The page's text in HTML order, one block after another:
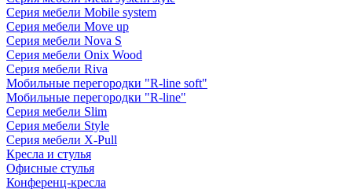
Серия мебели Mobile system
Серия мебели Move up
Серия мебели Nova S
Серия мебели Onix Wood
Серия мебели Riva
Мобильные перегородки "R-line soft"
Мобильные перегородки "R-line"
Серия мебели Slim
Серия мебели Style
Серия мебели X-Pull
Кресла и стулья
Офисные стулья
Конференц-кресла